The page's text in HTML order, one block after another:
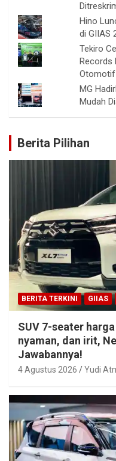
Hino
di GIIAS
Tekiro
Records
MG
Mudah
Berita Pilihan
BERITA TERKINI GIIAS
SUV 7-seater
nyaman, dan irit,
Jawabannya!
4 Agustus 2026 Yudi